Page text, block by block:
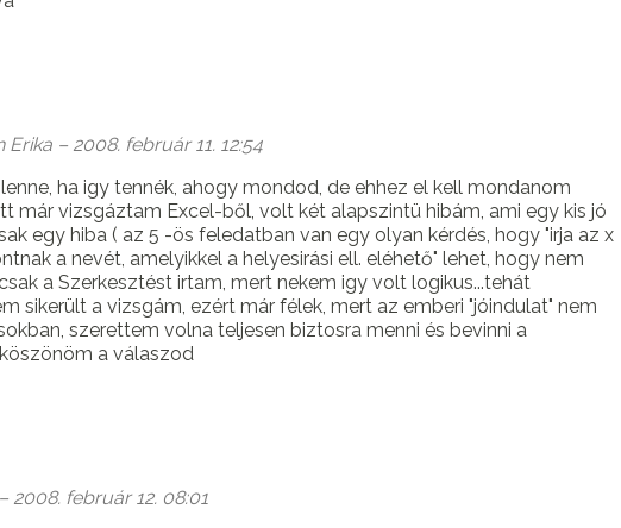
Erika – 2008. február 11. 12:54
ha igy tennék, ahogy mondod, de ehhez el kell mondanom
már vizsgáztam Excel-ből, volt két alapszintü hibám, ami egy kis jó
egy hiba ( az 5 -ös feledatban van egy olyan kérdés, hogy "irja az x
a nevét, amelyikkel a helyesirási ell. eléhető" lehet, hogy nem
a Szerkesztést irtam, mert nekem igy volt logikus...tehát
sikerült a vizsgám, ezért már félek, mert az emberi "jóindulat" nem
szerettem volna teljesen biztosra menni és bevinni a
a válaszod
– 2008. február 12. 08:01